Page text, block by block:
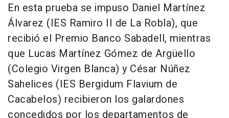
En esta prueba se impuso Daniel Martínez
Álvarez (IES Ramiro II de La Robla), que
recibió el Premio Banco Sabadell, mientras
que Lucas Martínez Gómez de Argüello
(Colegio Virgen Blanca) y César Núñez
Sahelices (IES Bergidum Flavium de
Cacabelos) recibieron los galardones
concedidos por los departamentos de